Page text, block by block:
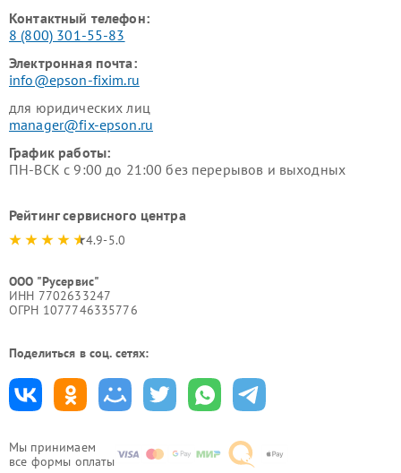
Мы принимаем
все формы оплаты
Контактный телефон:
8 (800) 301-55-83
Электронная почта:
info@epson-fixim.ru
для юридических лиц
manager@fix-epson.ru
График работы:
ПН-ВСК с 9:00 до 21:00 без перерывов и выходных
Рейтинг сервисного центра
4.9-5.0
ООО "Русервис"
ИНН 7702633247
ОГРН 1077746335776
Поделиться в соц. сетях: